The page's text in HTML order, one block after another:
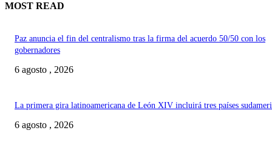
MOST READ
Paz anuncia el fin del centralismo tras la firma del acuerdo 50/50 con los
gobernadores
6 agosto , 2026
La primera gira latinoamericana de León XIV incluirá tres países
6 agosto , 2026